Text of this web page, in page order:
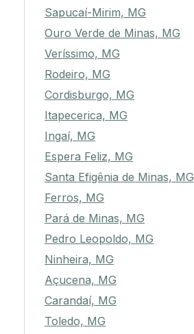
Sapucaí-Mirim, MG
Ouro Verde de Minas, MG
Veríssimo, MG
Rodeiro, MG
Cordisburgo, MG
Itapecerica, MG
Ingaí, MG
Espera Feliz, MG
Santa Efigênia de Minas, MG
Ferros, MG
Pará de Minas, MG
Pedro Leopoldo, MG
Ninheira, MG
Açucena, MG
Carandaí, MG
Toledo, MG